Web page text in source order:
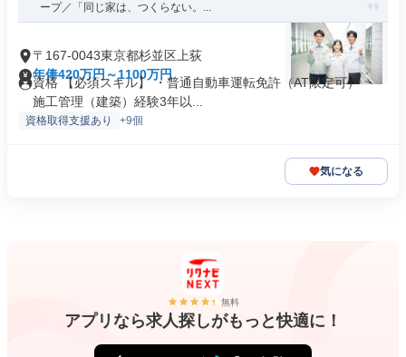
ープ／「同じ家は、つくらない。...
〒167-0043東京都杉並区上荻
年俸420万円～1100万円
資格 【必須スキル】 ・普通自動車運転免許（AT限定可） ・
施工管理（建築）経験3年以...
資格取得支援あり +9個
気になる
無料
アプリなら求人探しがもっと快適に！